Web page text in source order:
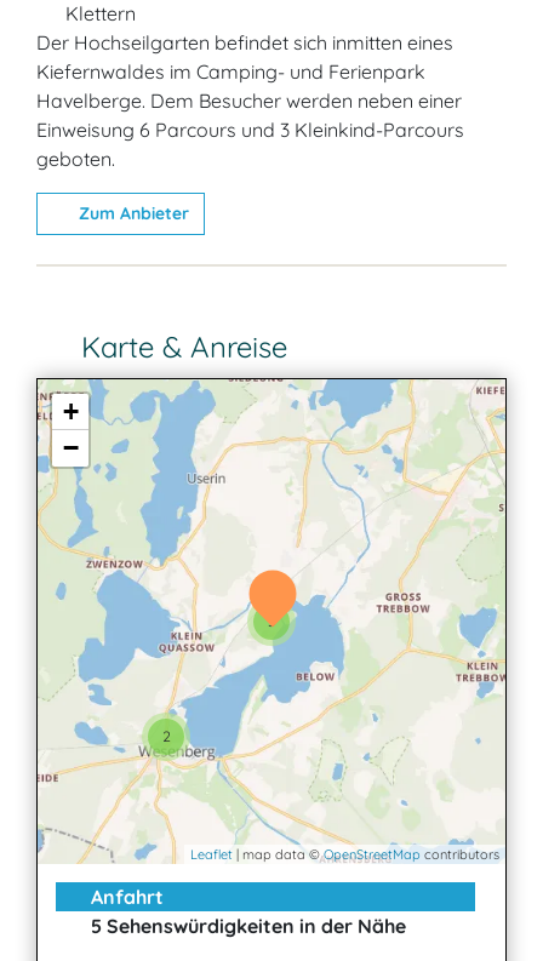
Klettern
Der Hochseilgarten befindet sich inmitten eines
Kiefernwaldes im Camping- und Ferienpark
Havelberge. Dem Besucher werden neben einer
Einweisung 6 Parcours und 3 Kleinkind-Parcours
geboten.
Zum Anbieter
Karte & Anreise
2
3
+
−
Leaflet | map data ©OpenStreetMap contributors
Anfahrt
5 Sehenswürdigkeiten in der Nähe